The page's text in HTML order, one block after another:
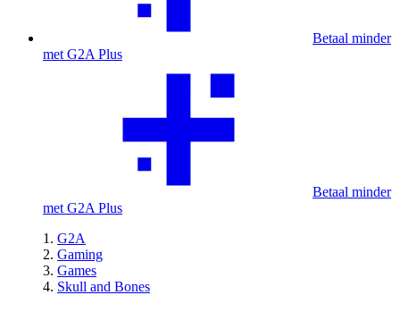
Betaal minder
met G2A Plus
Betaal minder
met G2A Plus
G2A
Gaming
Games
Skull and Bones